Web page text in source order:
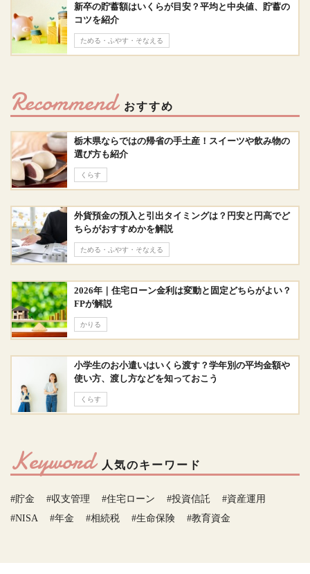
新卒の貯蓄額はいくらが目安？平均と中央値、貯蓄の
コツを紹介
ためる・ふやす・そなえる
Recommend おすすめ
栃木県ならではの帰省の手土産！スイーツや飲み物の
選び方も紹介
くらす
外貨預金の預入と引出タイミングは？円安と円高でど
ちらがおすすめかを解説
ためる・ふやす・そなえる
2026年｜住宅ローン金利は変動と固定どちらがよい？
FPが解説
かりる
小学生のお小遣いはいくら渡す？学年別の平均金額や
使い方、渡し方などを知っておこう
くらす
Keyword 人気のキーワード
#貯金 #収支管理 #住宅ローン #投資信託
#資産運用
#NISA
#年金 #相続税 #生命保険 #教育資金